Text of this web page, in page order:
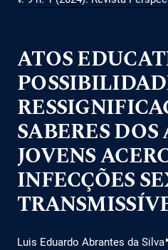
ATOS
SABERES
JOVENS
INFECÇÕES
Luis Eduardo Abrantes da Silva